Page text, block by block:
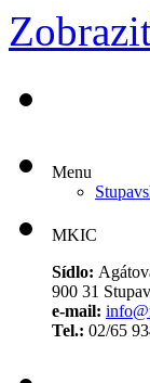
Menu
MKIC
Sídlo:
900 31
e-mail:
Tel.: 02/65